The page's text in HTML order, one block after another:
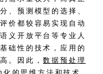
、预测模型的选择、
价都较容易实现自动
义开放平台等专业人
础性的技术，应用的
。因此，数据预处理